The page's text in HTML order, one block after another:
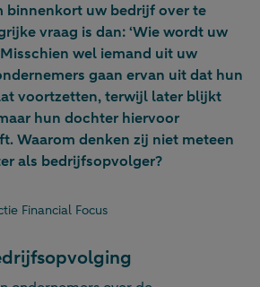
binnenkort uw bedrijf over te
vraag is dan: ‘Wie wordt uw
wel iemand uit uw
gaan ervan uit dat hun
voortzetten, terwijl later blijkt
hun dochter hiervoor
Waarom denken zij niet meteen
als bedrijfsopvolger?
Financial Focus